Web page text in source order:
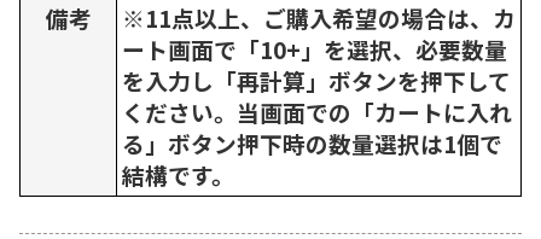
備考
※11点以上、ご購入希望の場合は、カ
ート画面で「10+」を選択、必要数量
を入力し「再計算」ボタンを押下して
ください。当画面での「カートに入れ
る」ボタン押下時の数量選択は1個で
結構です。